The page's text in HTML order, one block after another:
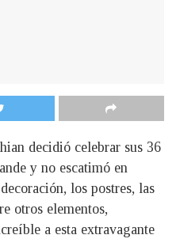
decidió celebrar sus 36
y no escatimó en
los postres, las
otros elementos,
a esta extravagante